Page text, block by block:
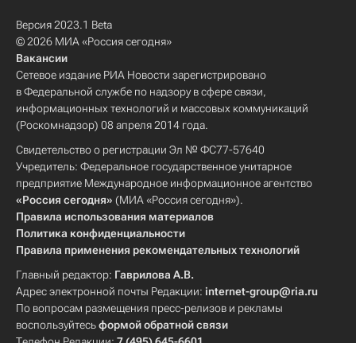
Версия 2023.1 Beta
© 2026 МИА «Россия сегодня»
Вакансии
Сетевое издание РИА Новости зарегистрировано
в Федеральной службе по надзору в сфере связи,
информационных технологий и массовых коммуникаций
(Роскомнадзор) 08 апреля 2014 года.
Свидетельство о регистрации Эл № ФС77-57640
Учредитель: Федеральное государственное унитарное
предприятие Международное информационное агентство
«Россия сегодня» (МИА «Россия сегодня»).
Правила использования материалов
Политика конфиденциальности
Правила применения рекомендательных технологий
Главный редактор: Гаврилова А.В.
Адрес электронной почты Редакции: internet-group@ria.ru
По вопросам размещения пресс-релизов и рекламы
воспользуйтесьформой обратной связи